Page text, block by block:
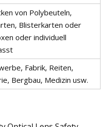
von Polybeuteln,
Blisterkarten oder
oder individuell
Fabrik, Reiten,
Bergbau, Medizin usw.